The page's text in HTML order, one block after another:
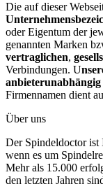
Die auf dieser
oder Eigentum der
genannten Marken
vertraglichen,
Verbindungen. U
Firmennamen dient
Über uns
Der Spindeldoctor ist
wenn es um
Mehr als 15.000
den letzten Jahren